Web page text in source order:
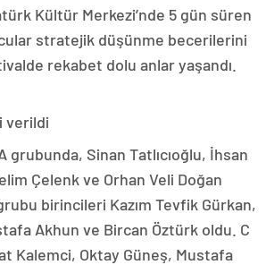
Kültür Merkezi’nde 5 gün süren
stratejik düşünme becerilerini
rekabet dolu anlar yaşandı.
verildi
grubunda, Sinan Tatlıcıoğlu, İhsan
Çelenk ve Orhan Veli Doğan
birincileri Kazım Tevfik Gürkan,
Akhun ve Bircan Öztürk oldu. C
Kalemci, Oktay Güneş, Mustafa